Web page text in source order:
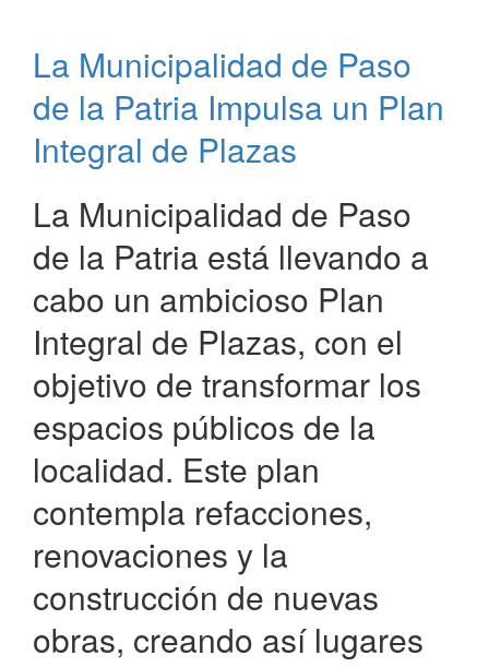
Espacios
Públicos
en
Paso
de
Patria
La Municipalidad de Paso
de la Patria Impulsa un Plan
Integral de Plazas
La Municipalidad de Paso
de la Patria está llevando a
cabo un ambicioso Plan
Integral de Plazas, con el
objetivo de transformar los
espacios públicos de la
localidad. Este plan
contempla refacciones,
renovaciones y la
construcción de nuevas
obras, creando así lugares